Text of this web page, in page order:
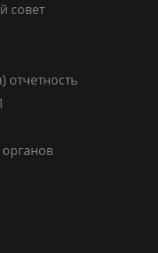
совет
отчетность